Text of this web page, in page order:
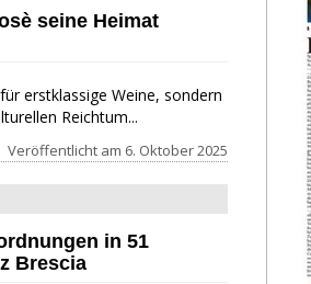
seine Heimat
erstklassige Weine, sondern
Reichtum...
Veröffentlicht am 6. Oktober 2025
in 51
Brescia